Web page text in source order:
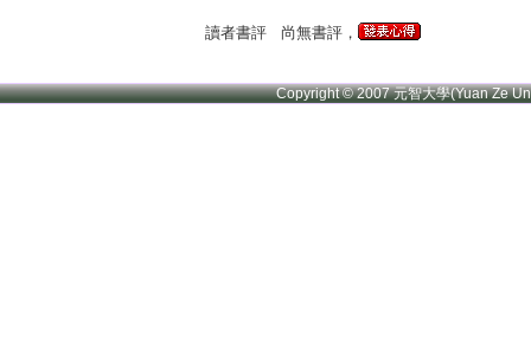
讀者書評 尚無書評，
Copyright © 2007 元智大學(Yuan Ze